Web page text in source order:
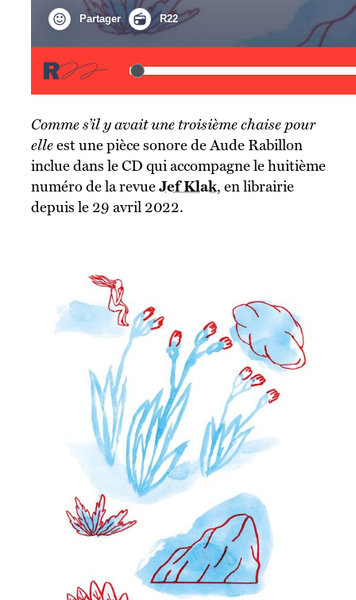
Comme s’il y avait une troisième chaise pour
elleest une pièce sonore de Aude Rabillon
inclue dans le CD qui accompagne le huitième
numéro de la revueJef Klak, en librairie
depuis le 29 avril 2022.